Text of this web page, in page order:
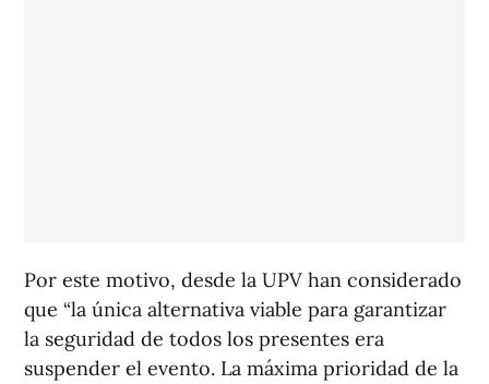
Por este motivo, desde la UPV han considerado
que “la única alternativa viable para garantizar
la seguridad de todos los presentes era
suspender el evento. La máxima prioridad de la